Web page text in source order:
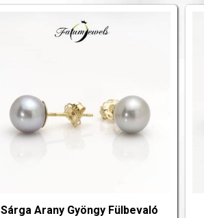
Sárga Arany Gyöngy Fülbevaló